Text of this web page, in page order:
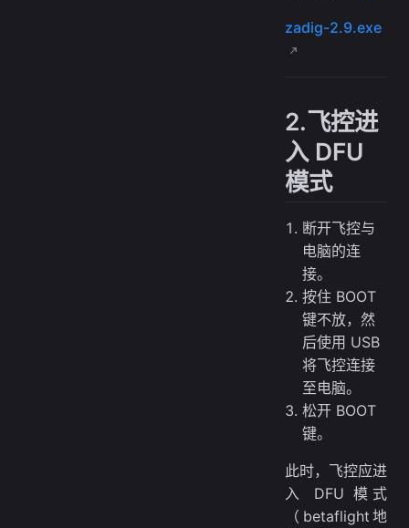
zadig-2.9.exe
2.飞控进
入 DFU
模式
断开飞控与
电脑的连
接。
按住 BOOT
键不放，然
后使用 USB
将飞控连接
至电脑。
松开 BOOT
键。
此时，飞控应进
入 DFU 模式
（betaflight地